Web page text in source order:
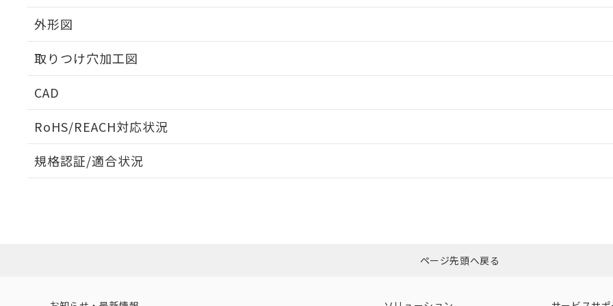
外形図
取りつけ穴加工図
CAD
RoHS/REACH対応状況
EU RoHS 注意事項・凡例
ダウンロードはこちら
規格認証/適合状況
ページ先頭へ戻る